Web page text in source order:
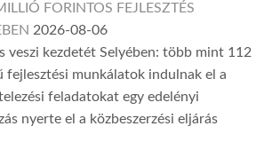
FORINTOS FEJLESZTÉS
2026-08-06
veszi kezdetét Selyében: több mint 112
munkálatok indulnak el a
feladatokat egy edelényi
nyerte el a közbeszerzési eljárás